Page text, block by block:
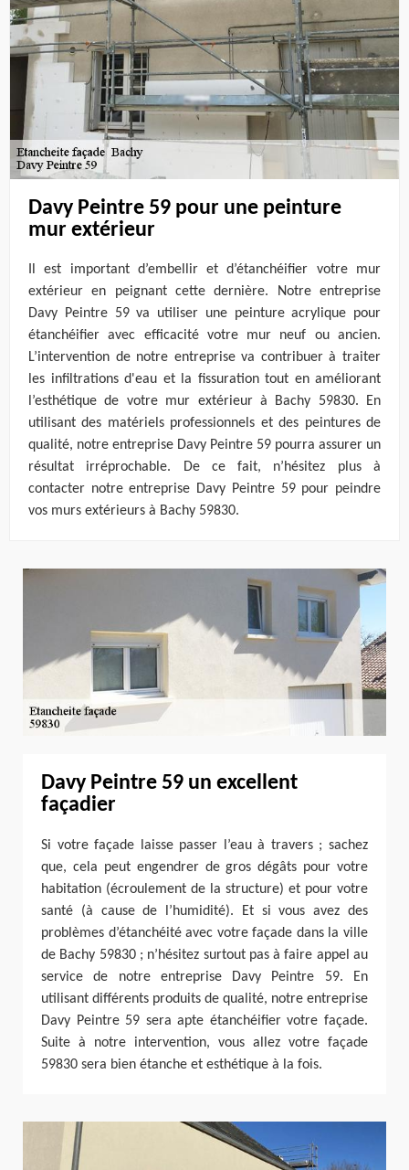
Davy Peintre 59 pour une peinture
mur extérieur
Il est important d’embellir et d’étanchéifier votre mur
extérieur en peignant cette dernière. Notre entreprise
Davy Peintre 59 va utiliser une peinture acrylique pour
étanchéifier avec efficacité votre mur neuf ou ancien.
L’intervention de notre entreprise va contribuer à traiter
les infiltrations d'eau et la fissuration tout en améliorant
l’esthétique de votre mur extérieur à Bachy 59830. En
utilisant des matériels professionnels et des peintures de
qualité, notre entreprise Davy Peintre 59 pourra assurer un
résultat irréprochable. De ce fait, n’hésitez plus à
contacter notre entreprise Davy Peintre 59 pour peindre
vos murs extérieurs à Bachy 59830.
Davy Peintre 59 un excellent
façadier
Si votre façade laisse passer l’eau à travers ; sachez
que, cela peut engendrer de gros dégâts pour votre
habitation (écroulement de la structure) et pour votre
santé (à cause de l’humidité). Et si vous avez des
problèmes d’étanchéité avec votre façade dans la ville
de Bachy 59830 ; n’hésitez surtout pas à faire appel au
service de notre entreprise Davy Peintre 59. En
utilisant différents produits de qualité, notre entreprise
Davy Peintre 59 sera apte étanchéifier votre façade.
Suite à notre intervention, vous allez votre façade
59830 sera bien étanche et esthétique à la fois.